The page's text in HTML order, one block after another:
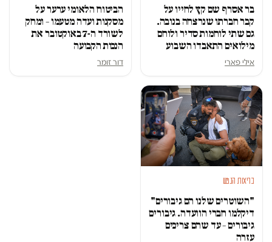
בר אסרף שם קץ לחייו על
קבר חברתו שנרצחה בנובה.
גם שתי לוחמות סדיר ולוחם
מילואים התאבדו השבוע
אילי פארי
הביטוח הלאומי ערער על
מסקנות ועדה מטעמו – ומחק
לשורד ה-7 באוקטובר את
הנכות הקבועה
דור זומר
בריאות הנפש
"השוטרים שלנו הם גיבורים"
דיקלמו חברי הוועדה. גיבורים
גיבורים – עד שהם צריכים
עזרה